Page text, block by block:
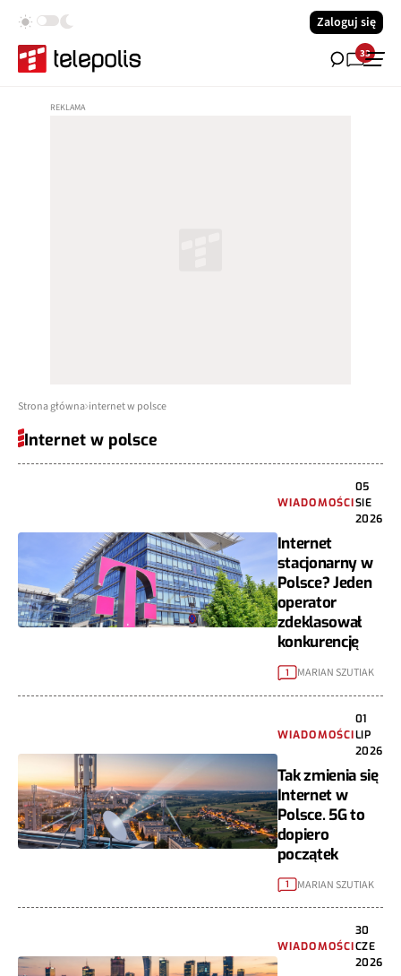
Zaloguj się
33
Strona główna internet w polsce
Internet w polsce
WIADOMOŚCI
05
SIE
2026
Internet
stacjonarny w
Polsce? Jeden
operator
zdeklasował
konkurencję
1 MARIAN SZUTIAK
WIADOMOŚCI
01
LIP
2026
Tak zmienia się
Internet w
Polsce. 5G to
dopiero
początek
1 MARIAN SZUTIAK
WIADOMOŚCI
30
CZE
2026